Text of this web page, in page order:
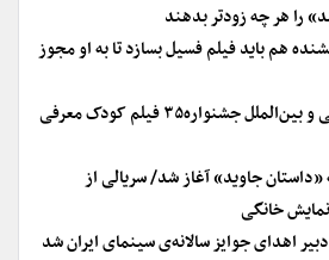
را هر چه زودتر بدهند
هم باید فیلم فسیل بسازد تا به او مجوز
داوران بخش ملی و بین‌الملل جشنواره۳۵ فیلم کودک معرفی
«داستان جاوید» آغاز شد/ سریالی از
خانگی
اهدای جوایز سالانه‌ی سینمای ایران شد